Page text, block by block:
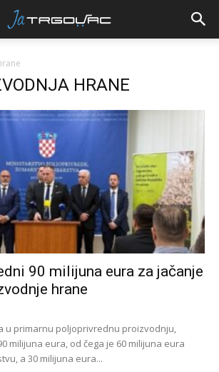
HRANE
90 milijuna eura za jačanje
hrane
u primarnu poljoprivrednu proizvodnju,
milijuna eura, od čega je 60 milijuna eura
a 30 milijuna eura...